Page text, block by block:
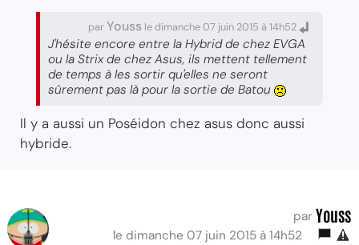
parYouss le dimanche 07 juin 2015 à 14h52
J'hésite encore entre la Hybrid de chez EVGA
ou la Strix de chez Asus, ils mettent tellement
de temps à les sortir qu'elles ne seront
sûrement pas là pour la sortie de Batou
Il y a aussi un Poséidon chez asus donc aussi
hybride.
par Youss
le dimanche 07 juin 2015 à 14h52